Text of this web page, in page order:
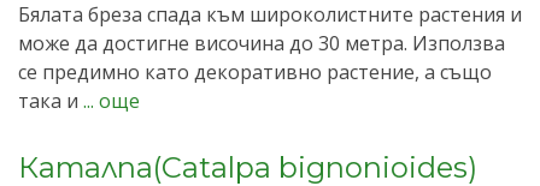
Бялата бреза спада към широколистните растения и
може да достигне височина до 30 метра. Използва
се предимно като декоративно растение, а също
така и ... още
Каталпа(Catalpa bignonioides)